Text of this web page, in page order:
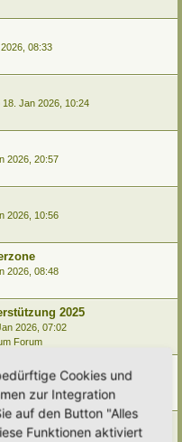
08:33
18. Jan 2026, 10:24
2026, 20:57
2026, 10:56
2026, 08:48
2025
2026, 07:02
Forum
2025, 12:15
Kinder
21:56
Cookies und
zur Integration
auf den Button "Alles
Funktionen aktiviert